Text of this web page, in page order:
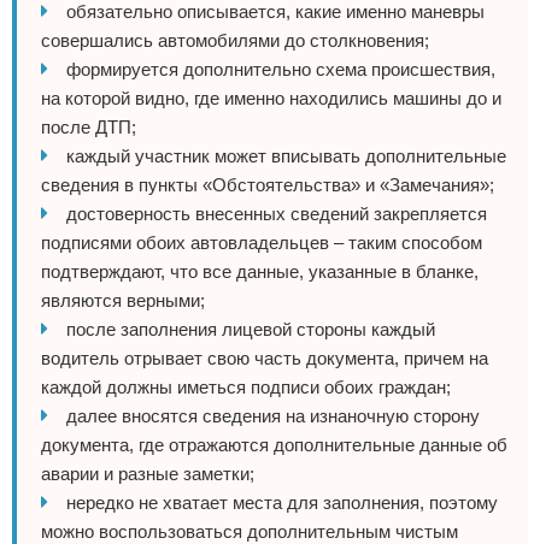
обязательно описывается, какие именно маневры
совершались автомобилями до столкновения;
формируется дополнительно схема происшествия,
на которой видно, где именно находились машины до и
после ДТП;
каждый участник может вписывать дополнительные
сведения в пункты «Обстоятельства» и «Замечания»;
достоверность внесенных сведений закрепляется
подписями обоих автовладельцев – таким способом
подтверждают, что все данные, указанные в бланке,
являются верными;
после заполнения лицевой стороны каждый
водитель отрывает свою часть документа, причем на
каждой должны иметься подписи обоих граждан;
далее вносятся сведения на изнаночную сторону
документа, где отражаются дополнительные данные об
аварии и разные заметки;
нередко не хватает места для заполнения, поэтому
можно воспользоваться дополнительным чистым